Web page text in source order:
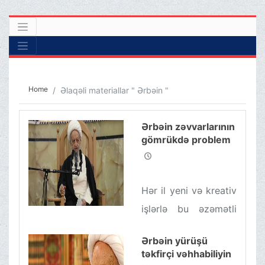
Home Əlaqəli materiallar " Ərbəin "
Ərbəin zəvvarlarının
gömrükdə problem
yaşaması rəva deyil
Hər il yeni və kreativ
işlərlə bu əzəmətli
iştirakçılarını daha
Ərbəin yürüşü
təkfirçi vəhhabiliyin